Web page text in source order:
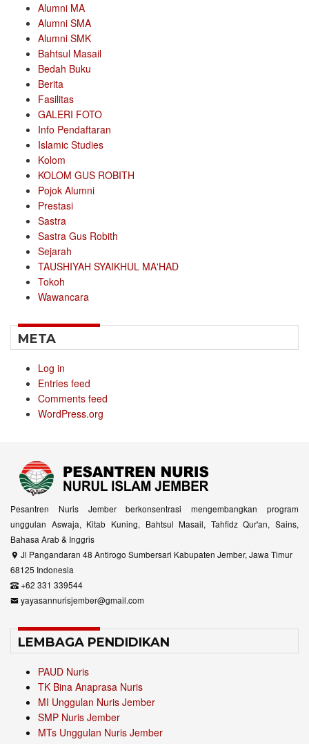
Alumni MA
Alumni SMA
Alumni SMK
Bahtsul Masail
Bedah Buku
Berita
Fasilitas
GALERI FOTO
Info Pendaftaran
Islamic Studies
Kolom
KOLOM GUS ROBITH
Pojok Alumni
Prestasi
Sastra
Sastra Gus Robith
Sejarah
TAUSHIYAH SYAIKHUL MA'HAD
Tokoh
Wawancara
META
Log in
Entries feed
Comments feed
WordPress.org
Pesantren Nuris Jember berkonsentrasi mengembangkan program
unggulan Aswaja, Kitab Kuning, Bahtsul Masail, Tahfidz Qur'an, Sains,
Bahasa Arab & Inggris
Jl Pangandaran 48 Antirogo Sumbersari Kabupaten Jember, Jawa Timur
68125 Indonesia
+62 331 339544
yayasannurisjember@gmail.com
LEMBAGA PENDIDIKAN
PAUD Nuris
TK Bina Anaprasa Nuris
MI Unggulan Nuris Jember
SMP Nuris Jember
MTs Unggulan Nuris Jember